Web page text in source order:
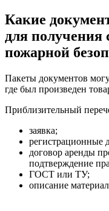
Какие
для получения
пожарной
Пакеты документов
где был произведен
Приблизительный
заявка;
регистрационные
договор аренды
подтверждение
ГОСТ или ТУ;
описание